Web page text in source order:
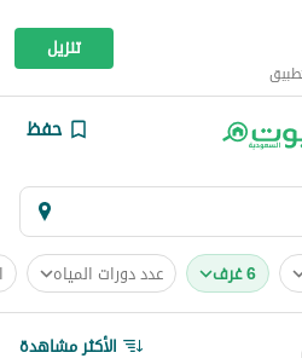
تنزيل
حفظ
6 غرف عدد دورات المياه
الأكثر مشاهدة